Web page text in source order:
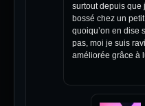
surtout depuis que
bossé chez un
quoiqu’on en dise
pas, moi je suis
améliorée grâce à